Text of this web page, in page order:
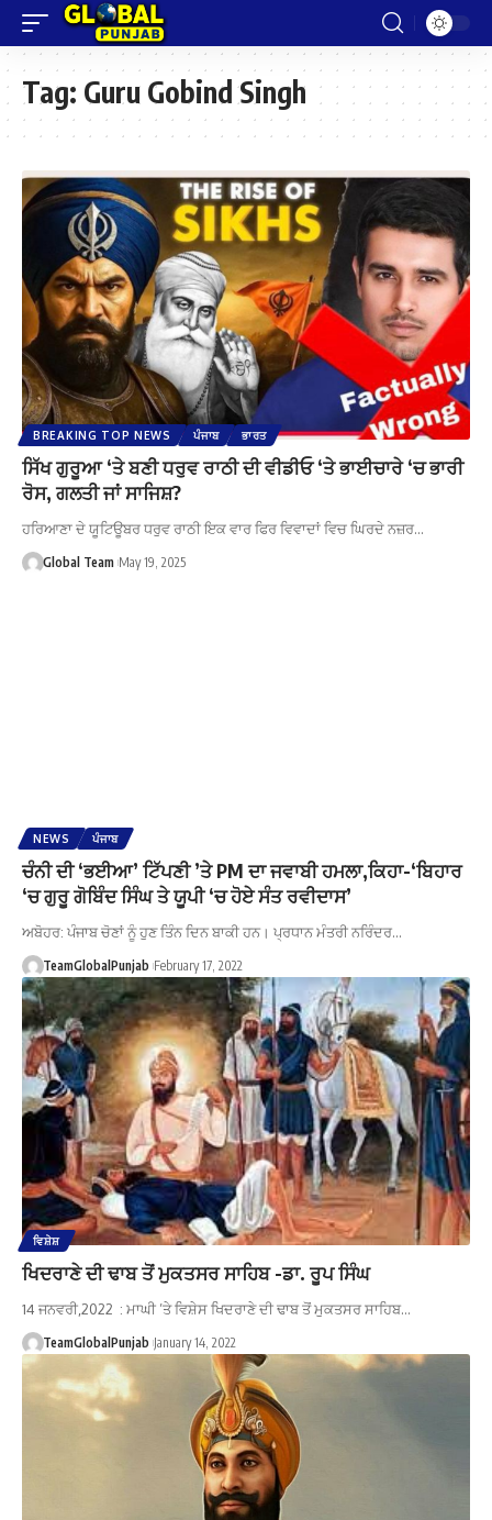
Tag: Guru Gobind Singh
BREAKING TOP NEWS ਪੰਜਾਬ ਭਾਰਤ
ਸਿੱਖ ਗੁਰੂਆ ‘ਤੇ ਬਣੀ ਧਰੁਵ ਰਾਠੀ ਦੀ ਵੀਡੀਓ ‘ਤੇ ਭਾਈਚਾਰੇ ‘ਚ ਭਾਰੀ
ਰੋਸ, ਗਲਤੀ ਜਾਂ ਸਾਜਿਸ਼?
ਹਰਿਆਣਾ ਦੇ ਯੂਟਿਊਬਰ ਧਰੁਵ ਰਾਠੀ ਇਕ ਵਾਰ ਫਿਰ ਵਿਵਾਦਾਂ ਵਿਚ ਘਿਰਦੇ ਨਜ਼ਰ…
Global Team May 19, 2025
NEWS ਪੰਜਾਬ
ਚੰਨੀ ਦੀ ‘ਭਈਆ’ ਟਿੱਪਣੀ ’ਤੇ PM ਦਾ ਜਵਾਬੀ ਹਮਲਾ,ਕਿਹਾ-‘ਬਿਹਾਰ
‘ਚ ਗੁਰੂ ਗੋਬਿੰਦ ਸਿੰਘ ਤੇ ਯੂਪੀ ‘ਚ ਹੋਏ ਸੰਤ ਰਵੀਦਾਸ’
ਅਬੋਹਰ: ਪੰਜਾਬ ਚੋਣਾਂ ਨੂੰ ਹੁਣ ਤਿੰਨ ਦਿਨ ਬਾਕੀ ਹਨ। ਪ੍ਰਧਾਨ ਮੰਤਰੀ ਨਰਿੰਦਰ…
TeamGlobalPunjab February 17, 2022
ਵਿਸ਼ੇਸ਼
ਖਿਦਰਾਣੇ ਦੀ ਢਾਬ ਤੋਂ ਮੁਕਤਸਰ ਸਾਹਿਬ -ਡਾ. ਰੂਪ ਸਿੰਘ
14 ਜਨਵਰੀ,2022 : ਮਾਘੀ ’ਤੇ ਵਿਸ਼ੇਸ ਖਿਦਰਾਣੇ ਦੀ ਢਾਬ ਤੋਂ ਮੁਕਤਸਰ ਸਾਹਿਬ…
TeamGlobalPunjab January 14, 2022